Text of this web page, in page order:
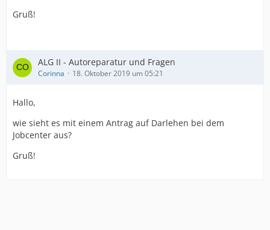
Gruß!
ALG II - Autoreparatur und Fragen
Corinna 18. Oktober 2019 um 05:21
Hallo,
wie sieht es mit einem Antrag auf Darlehen bei dem
Jobcenter aus?
Gruß!